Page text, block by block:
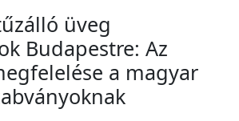
üveg
Budapestre: Az
a magyar